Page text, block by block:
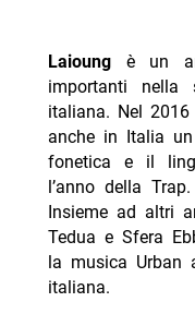
Laioungè un
importanti
italiana. Nel
anche in Italia
fonetica e il
l’anno della
Insieme ad altri
Tedua e Sfera
la musica Urban
italiana.